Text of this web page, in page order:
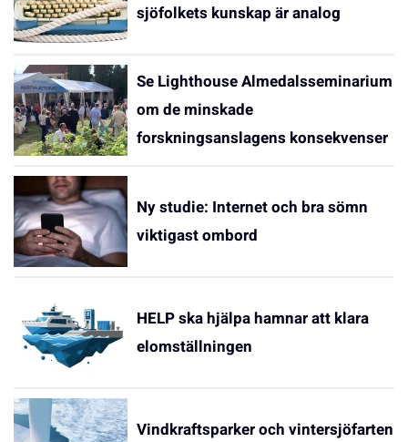
sjöfolkets kunskap är analog
Se Lighthouse Almedalsseminarium
om de minskade
forskningsanslagens konsekvenser
Ny studie: Internet och bra sömn
viktigast ombord
HELP ska hjälpa hamnar att klara
elomställningen
Vindkraftsparker och vintersjöfarten